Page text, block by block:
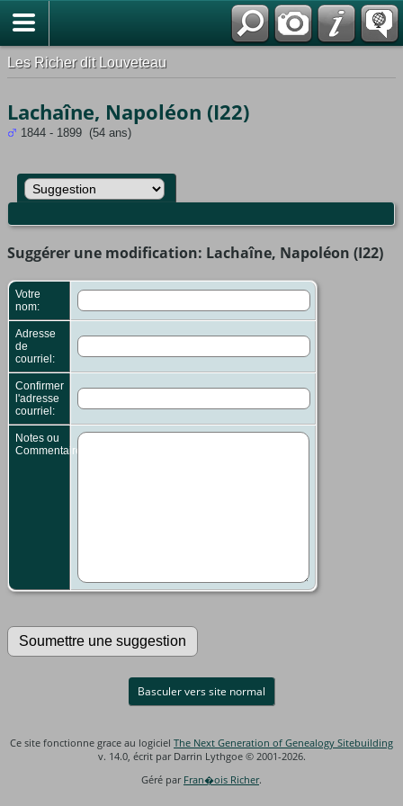
Les Richer dit Louveteau
Lachaîne, Napoléon (I22)
1844 - 1899 (54 ans)
Suggérer une modification: Lachaîne, Napoléon (I22)
Votre
nom:
Adresse
de
courriel:
Confirmer
l'adresse
courriel:
Notes ou
Commentaires:
Basculer vers site normal
Ce site fonctionne grace au logiciel The Next Generation of Genealogy Sitebuilding
v. 14.0, écrit par Darrin Lythgoe © 2001-2026.
Géré par Fran�ois Richer.